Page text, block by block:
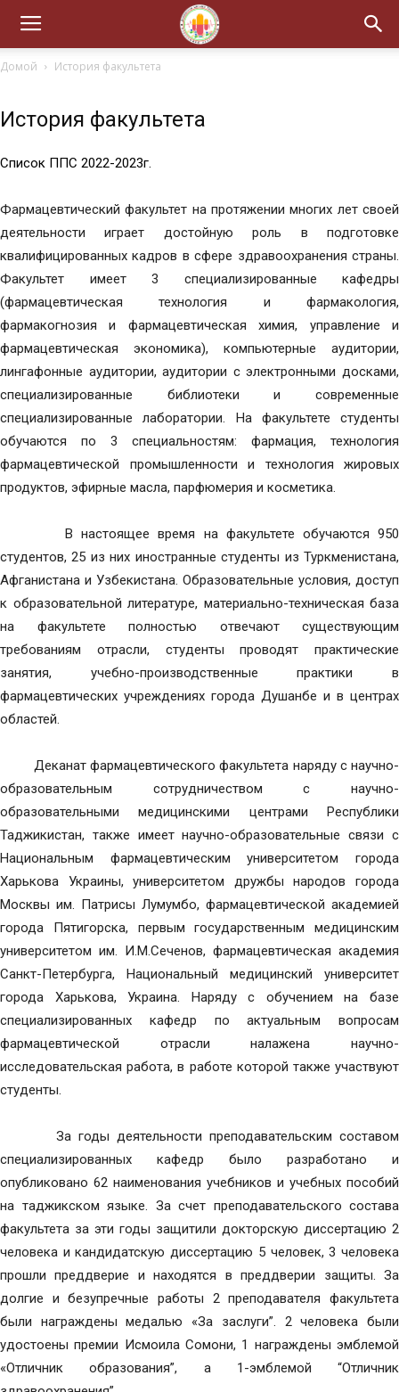
Домой История факультета
История факультета
Список ППС 2022-2023г.
Фармацевтический факультет на протяжении многих лет своей
деятельности играет достойную роль в подготовке
квалифицированных кадров в сфере здравоохранения страны.
Факультет имеет 3 специализированные кафедры
(фармацевтическая технология и фармакология,
фармакогнозия и фармацевтическая химия, управление и
фармацевтическая экономика), компьютерные аудитории,
лингафонные аудитории, аудитории с электронными досками,
специализированные библиотеки и современные
специализированные лаборатории. На факультете студенты
обучаются по 3 специальностям: фармация, технология
фармацевтической промышленности и технология жировых
продуктов, эфирные масла, парфюмерия и косметика.
В настоящее время на факультете обучаются ­­­­­­­950
студентов, 25 из них иностранные студенты из Туркменистана,
Афганистана и Узбекистана. Образовательные условия, доступ
к образовательной литературе, материально-техническая база
на факультете полностью отвечают существующим
требованиям отрасли, студенты проводят практические
занятия, учебно-производственные практики в
фармацевтических учреждениях города Душанбе и в центрах
областей.
Деканат фармацевтического факультета наряду с научно-
образовательным сотрудничеством с научно-
образовательными медицинскими центрами Республики
Таджикистан, также имеет научно-образовательные связи с
Национальным фармацевтическим университетом города
Харькова Украины, университетом дружбы народов города
Москвы им. Патрисы Лумумбо, фармацевтической академией
города Пятигорска, первым государственным медицинским
университетом им. И.М.Сеченов, фармацевтическая академия
Санкт-Петербурга, Национальный медицинский университет
города Харькова, Украина. Наряду с обучением на базе
специализированных кафедр по актуальным вопросам
фармацевтической отрасли налажена научно-
исследовательская работа, в работе которой также участвуют
студенты.
За годы деятельности преподавательским составом
специализированных кафедр было разработано и
опубликовано 62 наименования учебников и учебных пособий
на таджикском языке. За счет преподавательского состава
факультета за эти годы защитили докторскую диссертацию 2
человека и кандидатскую диссертацию 5 человек, 3 человека
прошли преддверие и находятся в преддверии защиты. За
долгие и безупречные работы 2 преподавателя факультета
были награждены медалью «За заслуги”. 2 человека были
удостоены премии Исмоила Сомони, 1 награждены эмблемой
«Отличник образования”, а 1-эмблемой “Отличник